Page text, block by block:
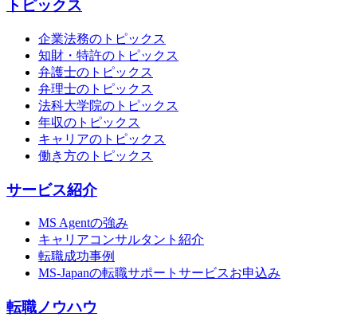
トピックス
企業法務のトピックス
知財・特許のトピックス
弁護士のトピックス
弁理士のトピックス
法科大学院のトピックス
年収のトピックス
キャリアのトピックス
働き方のトピックス
サービス紹介
MS Agentの強み
キャリアコンサルタント紹介
転職成功事例
MS-Japanの転職サポートサービスお申込み
転職ノウハウ